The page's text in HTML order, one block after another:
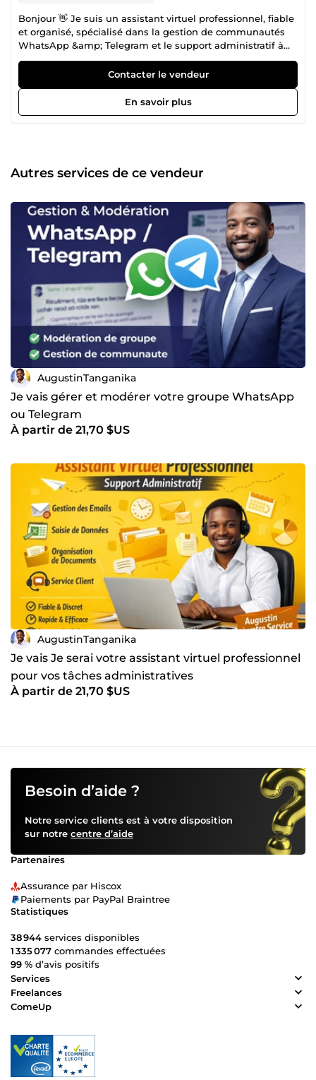
Bonjour 👋 Je suis un assistant virtuel professionnel, fiable
et organisé, spécialisé dans la gestion de communautés
WhatsApp &amp; Telegram et le support administratif à
distance. J’aide entrepreneurs, entreprises et équipes à
gagner du temps, communiquer efficacement et se
concentrer sur l’essentiel. 🔹 Mes services : Gestion et
modération de groupes WhatsApp / Telegram Soutien
administratif (saisie de données, emails, organisation)
strict des délais Communication claire et professionnelle
Adaptation rapide aux besoins de chaque client 🌍
francophones et internationaux 👉 Contactez-moi dès
maintenant pour discuter de votre projet et démarrer
rapidement.
Contacter le vendeur
En savoir plus
Autres services de ce vendeur
AugustinTanganika
Je vais gérer et modérer votre groupe WhatsApp
ou Telegram
À partir de 21,70 $US
AugustinTanganika
Je vais Je serai votre assistant virtuel professionnel
pour vos tâches administratives
À partir de 21,70 $US
Besoin d’aide ?
Notre service clients est à votre disposition
sur notre centre d’aide
Partenaires
Assurance par Hiscox
Paiements par PayPal Braintree
Statistiques
38 944 services disponibles
1 335 077 commandes effectuées
99 % d’avis positifs
Services
Freelances
ComeUp